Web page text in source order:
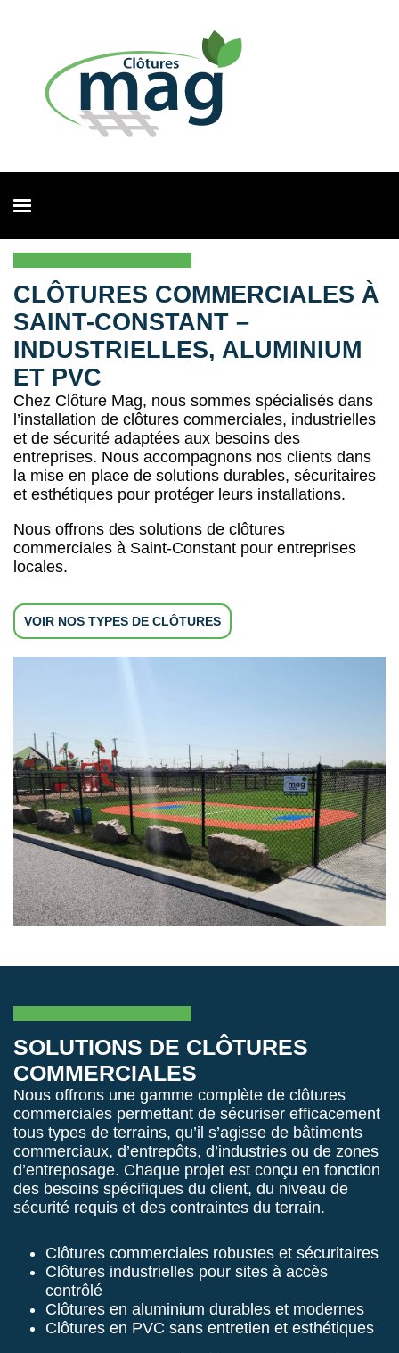
CLÔTURES COMMERCIALES À
SAINT-CONSTANT –
INDUSTRIELLES, ALUMINIUM
ET PVC
Chez Clôture Mag, nous sommes spécialisés dans
l’installation de clôtures commerciales, industrielles
et de sécurité adaptées aux besoins des
entreprises. Nous accompagnons nos clients dans
la mise en place de solutions durables, sécuritaires
et esthétiques pour protéger leurs installations.
Nous offrons des solutions de clôtures
commerciales à Saint-Constant pour entreprises
locales.
VOIR NOS TYPES DE CLÔTURES
SOLUTIONS DE CLÔTURES
COMMERCIALES
Nous offrons une gamme complète de clôtures
commerciales permettant de sécuriser efficacement
tous types de terrains, qu’il s’agisse de bâtiments
commerciaux, d’entrepôts, d’industries ou de zones
d’entreposage. Chaque projet est conçu en fonction
des besoins spécifiques du client, du niveau de
sécurité requis et des contraintes du terrain.
Clôtures commerciales robustes et sécuritaires
Clôtures industrielles pour sites à accès
contrôlé
Clôtures en aluminium durables et modernes
Clôtures en PVC sans entretien et esthétiques